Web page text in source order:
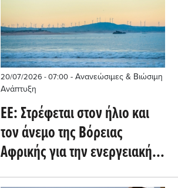
20/07/2026 - 07:00 - Ανανεώσιμες & Βιώσιμη
Ανάπτυξη
ΕΕ: Στρέφεται στον ήλιο και
τον άνεμο της Βόρειας
Αφρικής για την ενεργειακή
μετάβαση (Montel)